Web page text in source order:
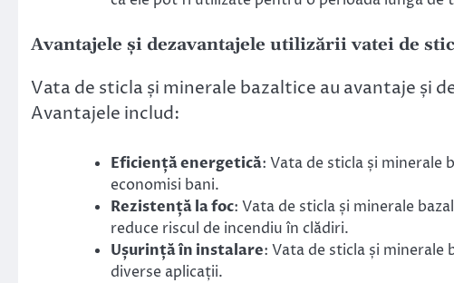
Avantajele și dezavantajele utilizării vatei de
Vata de sticla și minerale bazaltice au avantaje și
Avantajele includ:
Eficiență energetică: Vata de sticla și minerale
economisi bani.
Rezistență la foc: Vata de sticla și minerale
reduce riscul de incendiu în clădiri.
Ușurință în instalare: Vata de sticla și
diverse aplicații.